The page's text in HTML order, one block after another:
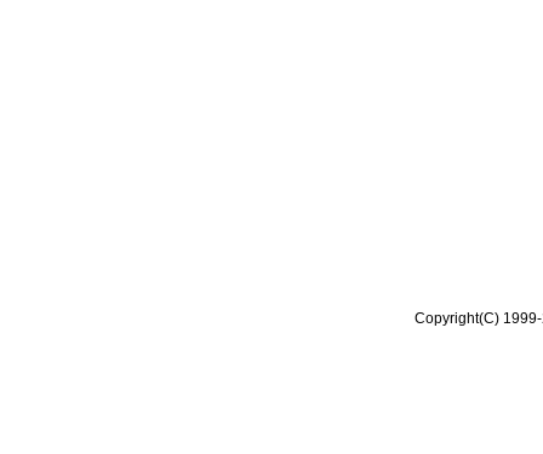
Copyright(C)